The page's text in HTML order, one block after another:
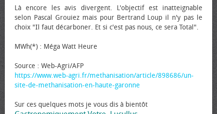
Là encore les avis divergent. L'objectif est inatteignable
selon Pascal Grouiez mais pour Bertrand Loup il n'y pas le
choix "Il faut décarboner. Et si c'est pas nous, ce sera Total".
MWh(*) : Méga Watt Heure
Source : Web-Agri/AFP
https://www.web-agri.fr/methanisation/article/898686/un-
site-de-methanisation-en-haute-garonne
Sur ces quelques mots je vous dis à bientôt